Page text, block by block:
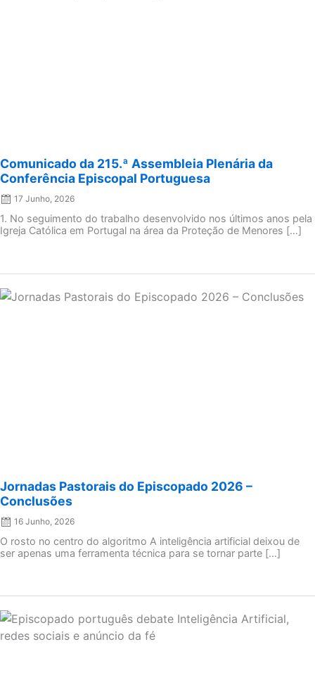
Comunicado da 215.ª Assembleia Plenária da
Conferência Episcopal Portuguesa
17 Junho, 2026
1. No seguimento do trabalho desenvolvido nos últimos anos pela
Igreja Católica em Portugal na área da Proteção de Menores […]
Jornadas Pastorais do Episcopado 2026 –
Conclusões
Posted
16 Junho, 2026
O rosto no centro do algoritmo A inteligência artificial deixou de
ser apenas uma ferramenta técnica para se tornar parte […]
Posted
on